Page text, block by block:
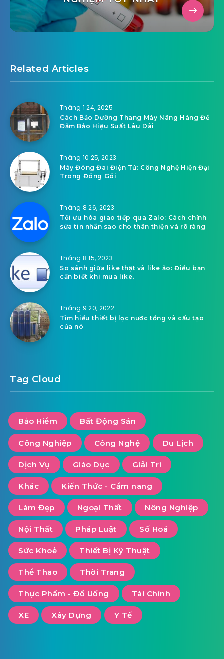
Related Articles
Tháng 1 24, 2025
Cách Bảo Dưỡng Thang Máy Nâng Hàng Để
Đảm Bảo Hiệu Suất Lâu Dài
Tháng 10 25, 2023
Máy Đóng Đai Điện Tử: Công Nghệ Hiện Đại
Trong Đóng Gói
Tháng 8 26, 2023
Tối ưu hóa giao tiếp qua Zalo: Cách chỉnh
sửa tin nhắn sao cho thân thiện và rõ ràng
Tháng 8 15, 2023
So sánh giữa like thật và like ảo: Điều bạn
cần biết khi mua like.
Tháng 9 20, 2022
Tìm hiểu thiết bị lọc nước tổng và cấu tạo
của nó
Tag Cloud
Bảo Hiểm Bất Động Sản
Công Nghiệp Công Nghệ Du Lịch
Dịch Vụ Giáo Dục Giải Trí
Khác Kiến Thức - Cẩm nang
Làm Đẹp Ngoại Thất Nông Nghiệp
Nội Thất Pháp Luật Số Hoá
Sức Khoẻ Thiết Bị Kỹ Thuật
Thể Thao Thời Trang
Thực Phẩm - Đồ Uống Tài Chính
XE Xây Dựng Y Tế